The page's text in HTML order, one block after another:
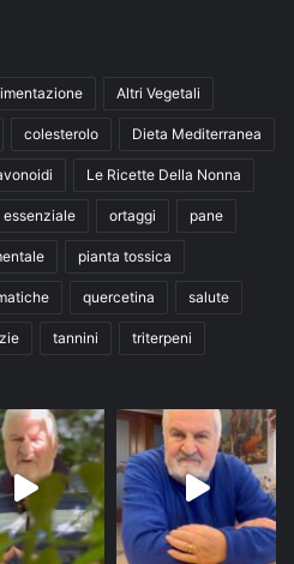
Altri Vegetali
colesterolo Dieta Mediterranea
Le Ricette Della Nonna
essenziale ortaggi pane
pianta tossica
quercetina salute
tannini triterpeni